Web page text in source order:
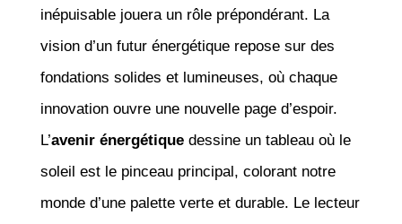
inépuisable jouera un rôle prépondérant. La
vision d’un futur énergétique repose sur des
fondations solides et lumineuses, où chaque
innovation ouvre une nouvelle page d’espoir.
L’avenir énergétiquedessine un tableau où le
soleil est le pinceau principal, colorant notre
monde d’une palette verte et durable. Le lecteur